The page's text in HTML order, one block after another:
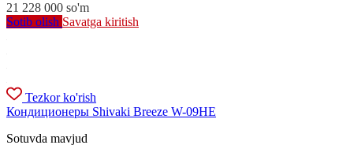
21 228 000 so'm
Sotib olish Savatga kiritish
Tezkor ko'rish
Кондиционеры Shivaki Breeze W-09HE
Sotuvda mavjud